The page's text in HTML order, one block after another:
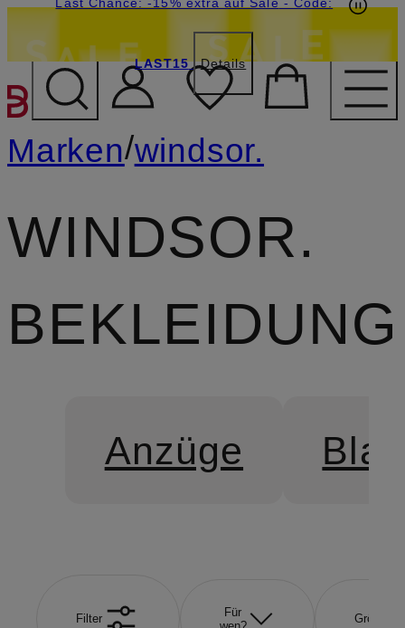
ZUM HAUPTINHALT
LAST15 Details
Marken/windsor.
WINDSOR.
BEKLEIDUNG
Anzüge
Filter
Für
Größe